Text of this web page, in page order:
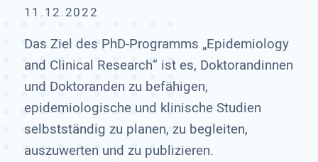
11.12.2022
Das Ziel des PhD-Programms „Epidemiology
and Clinical Research“ ist es, Doktorandinnen
und Doktoranden zu befähigen,
epidemiologische und klinische Studien
selbstständig zu planen, zu begleiten,
auszuwerten und zu publizieren.